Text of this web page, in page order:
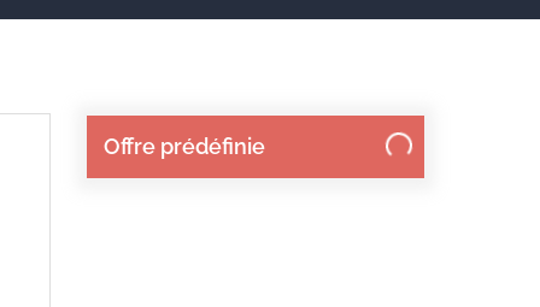
Offre prédéfinie